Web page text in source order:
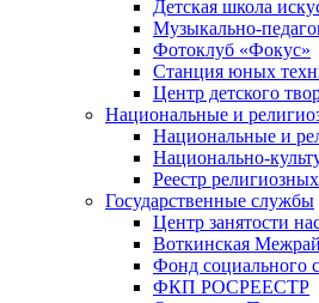
Детская школа
Музыкально-
Фотоклуб «Фокус»
Станция юных
Центр детского
Национальные и
Национальные и
Национально-
Реестр
Государственные службы
Центр занятости
Воткинская
Фонд социального
ФКП РОСРЕЕСТР